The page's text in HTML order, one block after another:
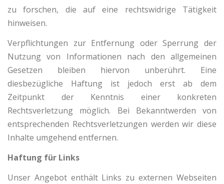
zu forschen, die auf eine rechtswidrige Tätigkeit
hinweisen.
Verpflichtungen zur Entfernung oder Sperrung der
Nutzung von Informationen nach den allgemeinen
Gesetzen bleiben hiervon unberührt. Eine
diesbezügliche Haftung ist jedoch erst ab dem
Zeitpunkt der Kenntnis einer konkreten
Rechtsverletzung möglich. Bei Bekanntwerden von
entsprechenden Rechtsverletzungen werden wir diese
Inhalte umgehend entfernen.
Haftung für Links
Unser Angebot enthält Links zu externen Webseiten